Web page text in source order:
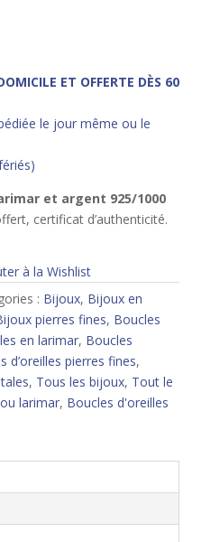
ET OFFERTE DÈS 60
le jour même ou le
et argent 925/1000
certificat d’authenticité.
à la Wishlist
: Bijoux, Bijoux en
pierres fines, Boucles
en larimar, Boucles
d’oreilles pierres fines,
, Tous les bijoux, Tout le
larimar, Boucles d'oreilles